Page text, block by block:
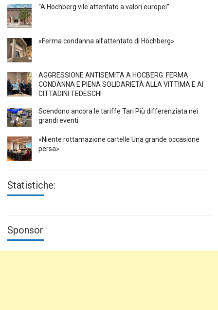
“A Höchberg vile attentato a valori europei”
«Ferma condanna all’attentato di Höchberg»
AGGRESSIONE ANTISEMITA A HÖCBERG: FERMA
CONDANNA E PIENA SOLIDARIETÀ ALLA VITTIMA E AI
CITTADINI TEDESCHI
Scendono ancora le tariffe Tari Più differenziata nei
grandi eventi
«Niente rottamazione cartelle Una grande occasione
persa»
Statistiche:
Sponsor